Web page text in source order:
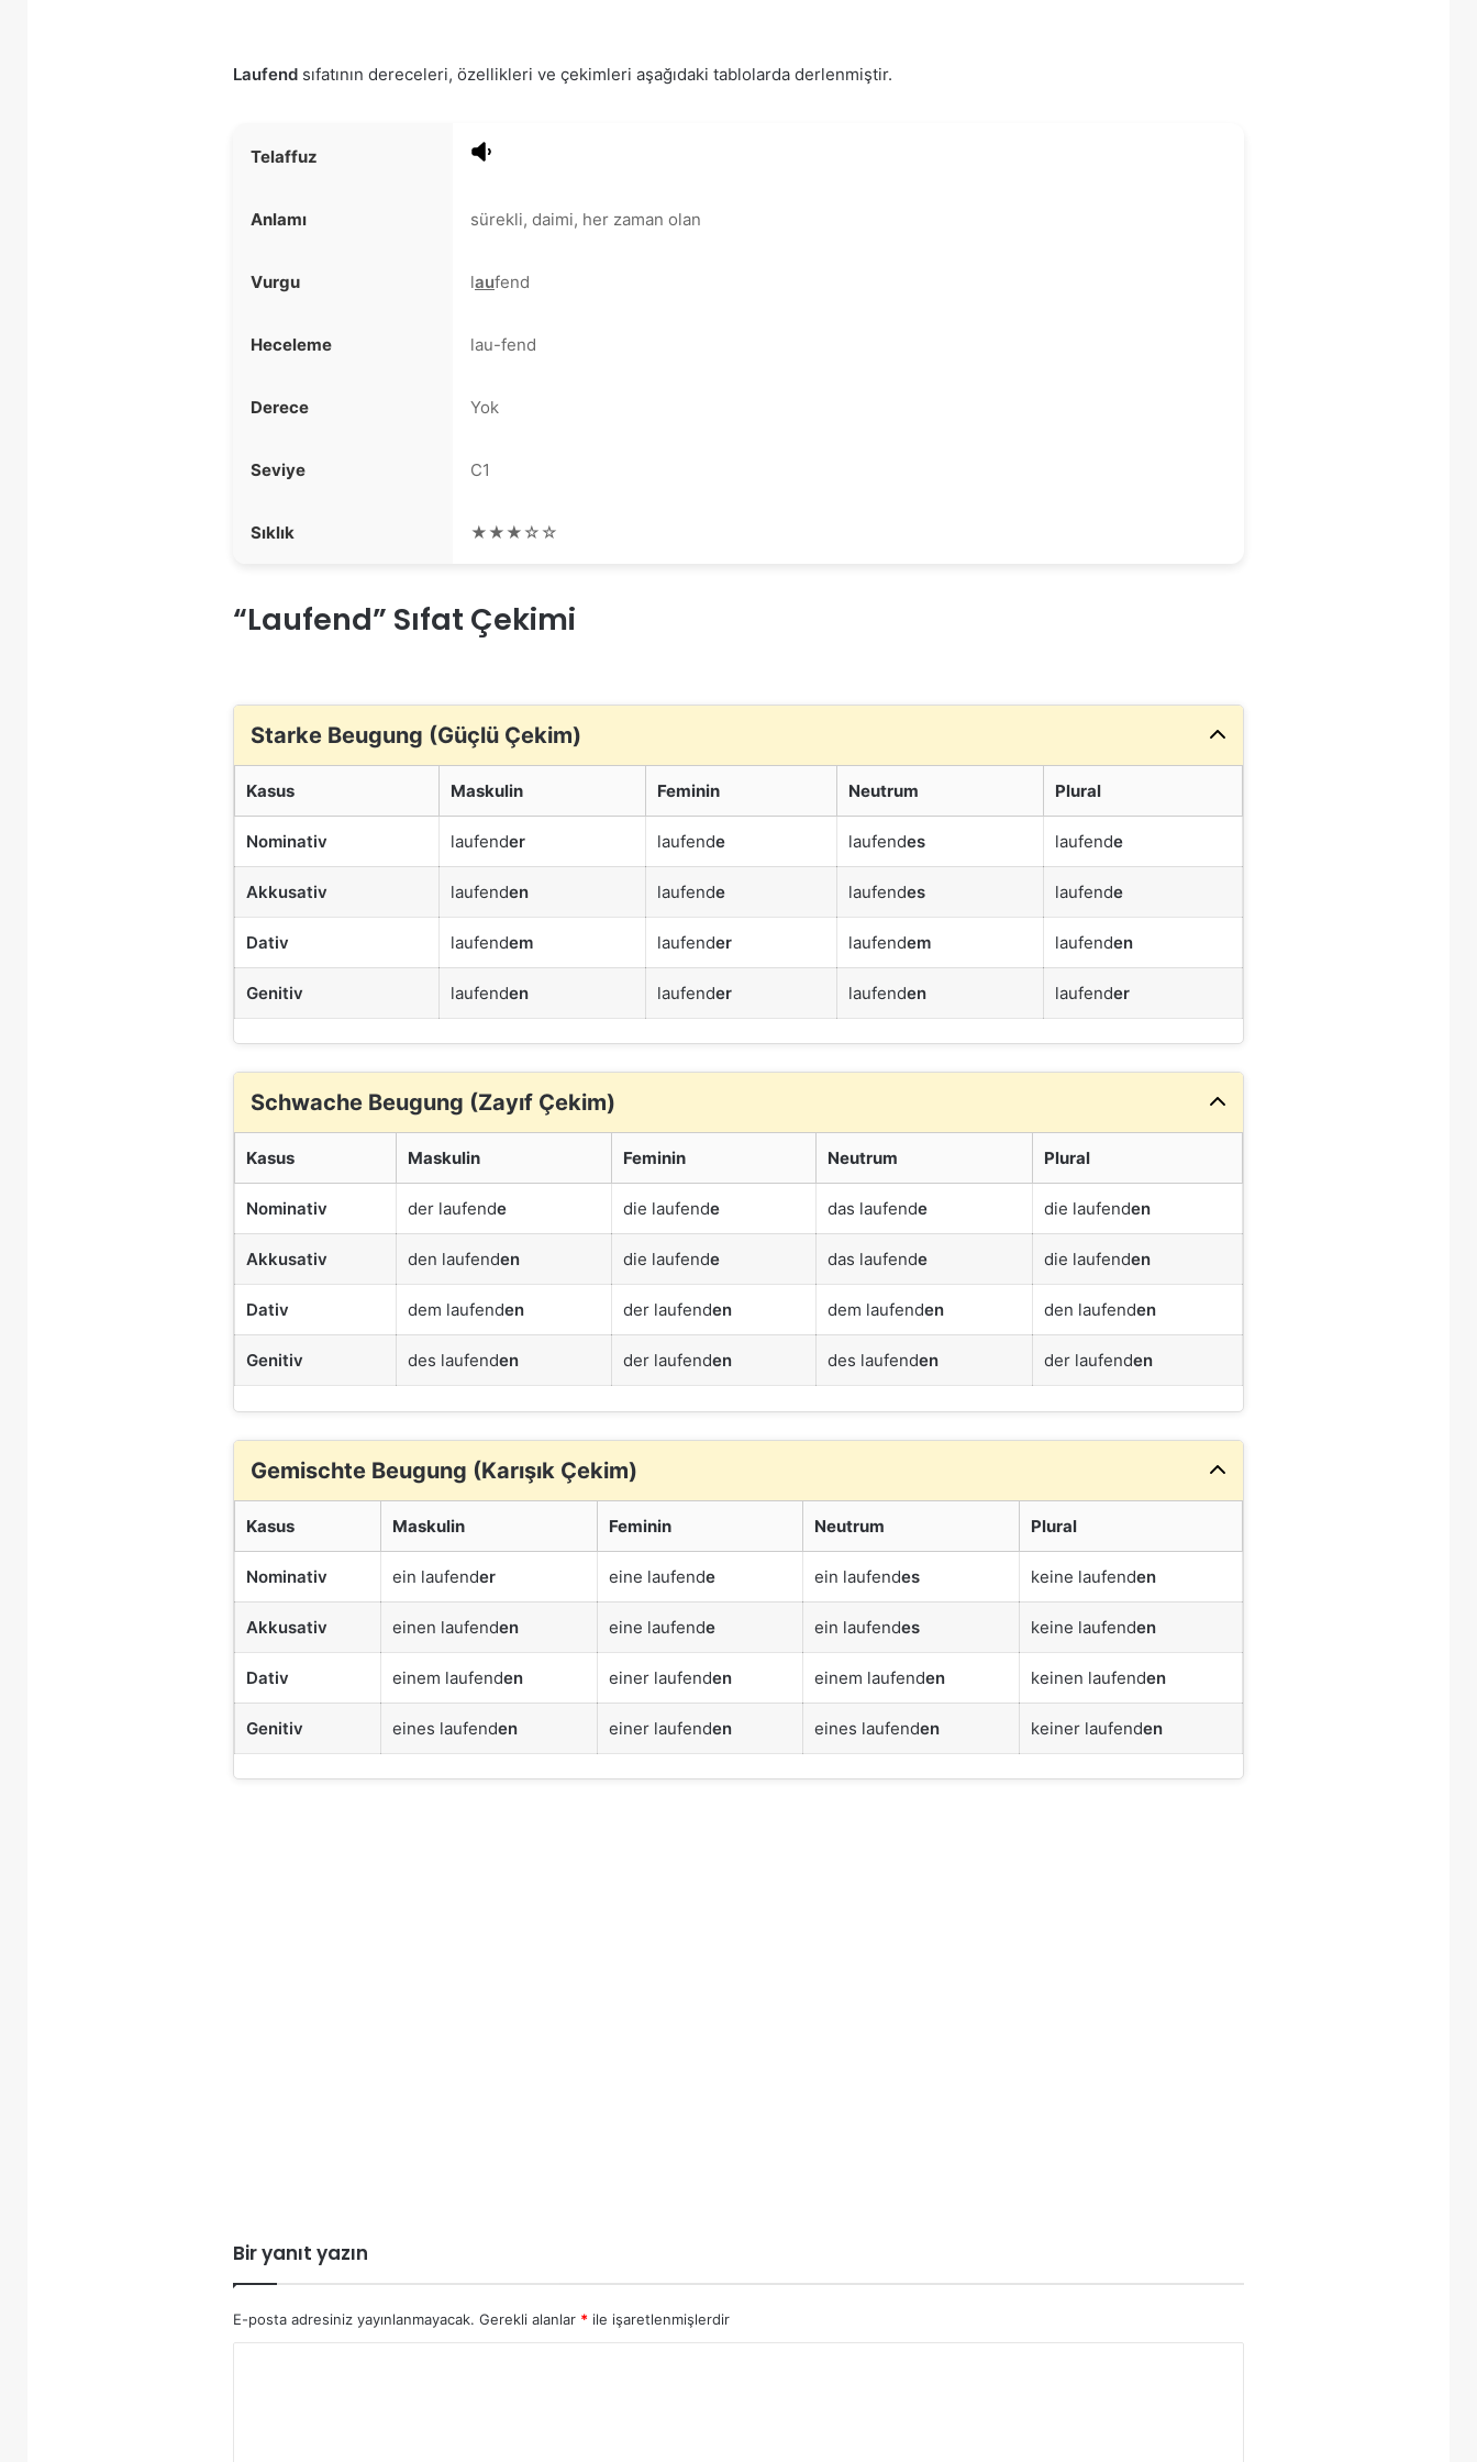
Laufend sıfatının dereceleri, özellikleri ve çekimleri aşağıdaki tablolarda derlenmiştir.
Telaffuz
Anlamı sürekli, daimi, her zaman olan
Vurgu laufend
Heceleme lau-fend
Derece Yok
Seviye C1
Sıklık ★★★☆☆
“Laufend” Sıfat Çekimi
Starke Beugung (Güçlü Çekim)
Kasus Maskulin Feminin Neutrum Plural
Nominativ laufender laufende laufendes laufende
Akkusativ laufenden laufende laufendes laufende
Dativ laufendem laufender laufendem laufenden
Genitiv laufenden laufender laufenden laufender
Schwache Beugung (Zayıf Çekim)
Kasus Maskulin Feminin Neutrum Plural
Nominativ der laufende die laufende das laufende die laufenden
Akkusativ den laufenden die laufende das laufende die laufenden
Dativ dem laufenden der laufenden dem laufenden den laufenden
Genitiv des laufenden der laufenden des laufenden der laufenden
Gemischte Beugung (Karışık Çekim)
Kasus Maskulin Feminin Neutrum Plural
Nominativ ein laufender eine laufende ein laufendes keine laufenden
Akkusativ einen laufenden eine laufende ein laufendes keine laufenden
Dativ einem laufenden einer laufenden einem laufenden keinen laufenden
Genitiv eines laufenden einer laufenden eines laufenden keiner laufenden
Bir yanıt yazın
E-posta adresiniz yayınlanmayacak. Gerekli alanlar * ile işaretlenmişlerdir